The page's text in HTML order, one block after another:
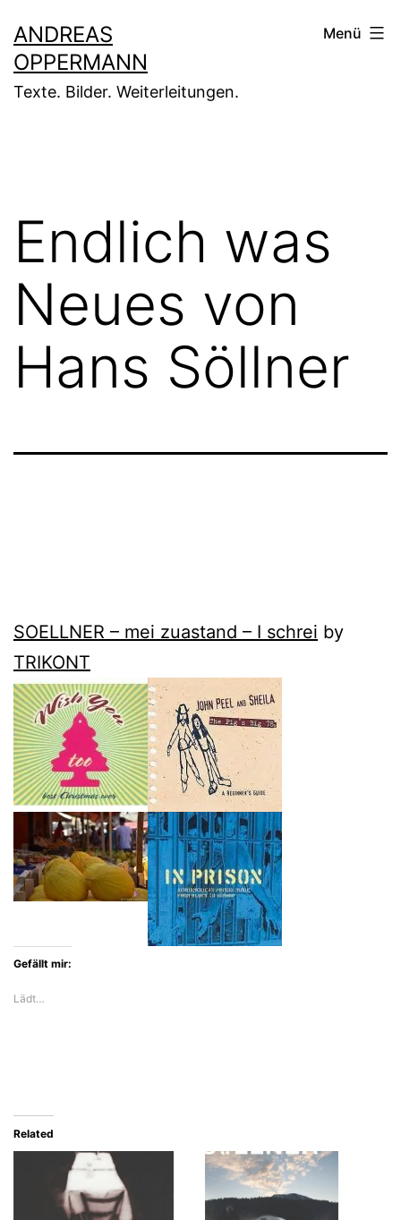
Inhalt
springen
ANDREAS
OPPERMANN
Texte. Bilder. Weiterleitungen.
Menü
Endlich was
Neues von
Hans Söllner
SOELLNER – mei zuastand – I schrei by
TRIKONT
Gefällt mir:
Lädt…
Related